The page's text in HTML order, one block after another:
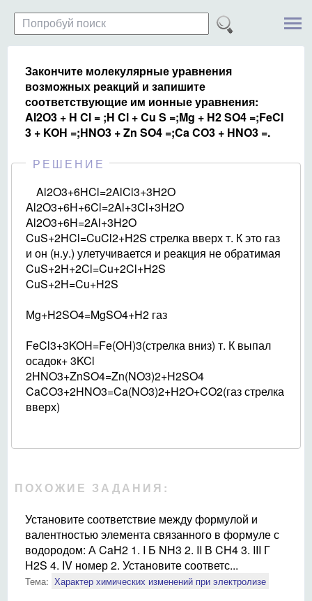
Закончите молекулярные уравнения
возможных реакций и запишите
соответствующие им ионные уравнения:
Al2О3 + H Cl = ;H Cl + Cu S =;Mg + H2 SO4 =;FeCl
3 + KOH =;HNO3 + Zn SO4 =;Ca CO3 + HNO3 =.
РЕШЕНИЕ
Al2O3+6HCl=2AlCl3+3H2O
Al2O3+6H+6Cl=2Al+3Cl+3H2O
Al2O3+6H=2Al+3H2O
CuS+2HCl=CuCl2+H2S стрелка вверх т. К это газ
и он (н.у.) улетучивается и реакция не обратимая
CuS+2H+2Cl=Cu+2Cl+H2S
CuS+2H=Cu+H2S
Мg+H2SO4=MgSO4+H2 газ
FeCl3+3KOH=Fe(OH)3(стрелка вниз) т. К выпал
осадок+ 3KCl
2HNO3+ZnSO4=Zn(NO3)2+H2SO4
CaCO3+2HNO3=Ca(NO3)2+H2O+CO2(газ стрелка
вверх)
ПОХОЖИЕ ЗАДАНИЯ:
Установите соответствие между формулой и
валентностью элемента связанного в формуле с
водородом: А CaH2 1. I Б NH3 2. II В CH4 3. III Г
H2S 4. IV номер 2. Установите соответс...
Тема: Характер химических изменений при электролизе